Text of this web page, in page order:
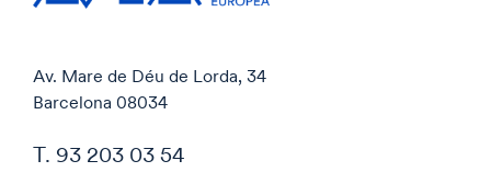
Av. Mare de Déu de Lorda, 34
Barcelona 08034
T. 93 203 03 54